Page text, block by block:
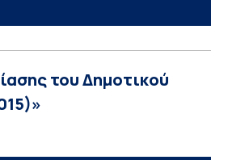
του Δημοτικού